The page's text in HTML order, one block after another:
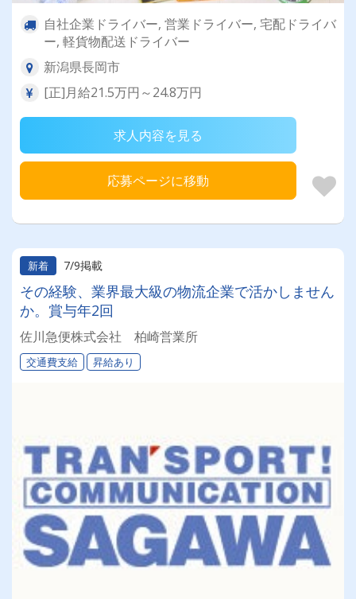
自社企業ドライバー, 営業ドライバー, 宅配ドライバ
ー, 軽貨物配送ドライバー
新潟県長岡市
[正]月給21.5万円～24.8万円
求人内容を見る
応募ページに移動
新着 7/9掲載
その経験、業界最大級の物流企業で活かしません
か。賞与年2回
佐川急便株式会社 柏崎営業所
交通費支給 昇給あり